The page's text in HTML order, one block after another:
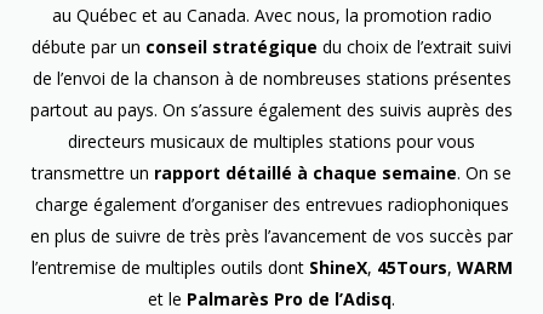
au Québec et au Canada. Avec nous, la promotion radio
débute par un conseil stratégique du choix de l’extrait suivi
de l’envoi de la chanson à de nombreuses stations présentes
partout au pays. On s’assure également des suivis auprès des
directeurs musicaux de multiples stations pour vous
transmettre un rapport détaillé à chaque semaine. On se
charge également d’organiser des entrevues radiophoniques
en plus de suivre de très près l’avancement de vos succès par
l’entremise de multiples outils dont ShineX, 45Tours, WARM
et le Palmarès Pro de l’Adisq.